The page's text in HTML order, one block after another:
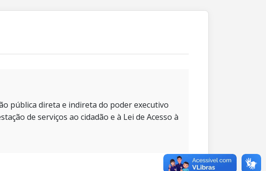
pública direta e indireta do poder executivo
de serviços ao cidadão e à Lei de Acesso à